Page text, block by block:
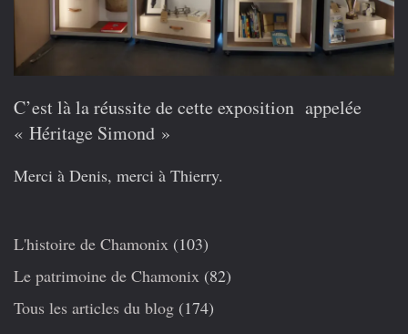
C’est là la réussite de cette exposition appelée
« Héritage Simond »
Merci à Denis, merci à Thierry.
L'histoire de Chamonix (103)
Le patrimoine de Chamonix (82)
Tous les articles du blog (174)